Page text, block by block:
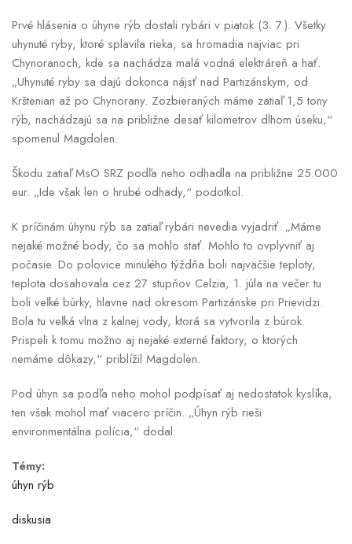
Prvé hlásenia o úhyne rýb dostali rybári v piatok (3. 7.). Všetky
uhynuté ryby, ktoré splavila rieka, sa hromadia najviac pri
Chynoranoch, kde sa nachádza malá vodná elektráreň a hať.
„Uhynuté ryby sa dajú dokonca nájsť nad Partizánskym, od
Krštenian až po Chynorany. Zozbieraných máme zatiaľ 1,5 tony
rýb, nachádzajú sa na približne desať kilometrov dlhom úseku,“
spomenul Magdolen.
Škodu zatiaľ MsO SRZ podľa neho odhadla na približne 25.000
eur. „Ide však len o hrubé odhady,“ podotkol.
K príčinám úhynu rýb sa zatiaľ rybári nevedia vyjadriť. „Máme
nejaké možné body, čo sa mohlo stať. Mohlo to ovplyvniť aj
počasie. Do polovice minulého týždňa boli najväčšie teploty,
teplota dosahovala cez 27 stupňov Celzia, 1. júla na večer tu
boli veľké búrky, hlavne nad okresom Partizánske pri Prievidzi.
Bola tu veľká vlna z kalnej vody, ktorá sa vytvorila z búrok.
Prispeli k tomu možno aj nejaké externé faktory, o ktorých
nemáme dôkazy,“ priblížil Magdolen.
Pod úhyn sa podľa neho mohol podpísať aj nedostatok kyslíka,
ten však mohol mať viacero príčin. „Úhyn rýb rieši
environmentálna polícia,“ dodal.
Témy:
úhyn rýb
diskusia